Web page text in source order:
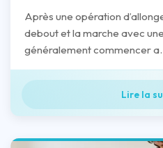
Après une opération
debout et la marche avec
généralement commencer
Lire la